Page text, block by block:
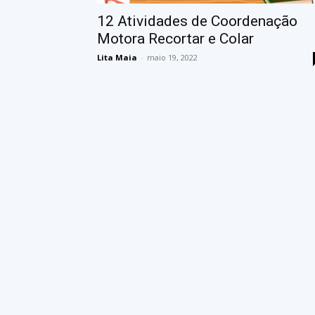
12 Atividades de Coordenação
Motora Recortar e Colar
Lita Maia - maio 19, 2022